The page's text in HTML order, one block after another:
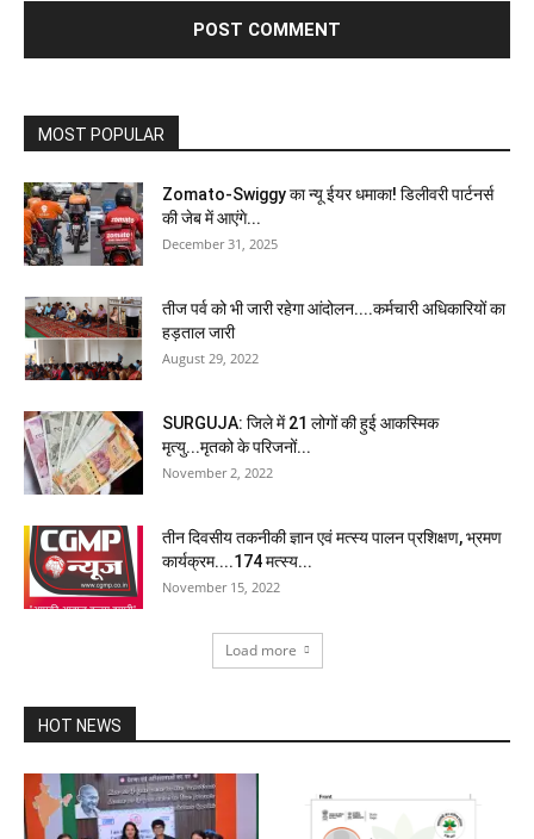
MOST POPULAR
Zomato-Swiggy का न्यू ईयर धमाका! डिलीवरी पार्टनर्स
की जेब में आएंगे...
December 31, 2025
तीज पर्व को भी जारी रहेगा आंदोलन....कर्मचारी अधिकारियों का
हड़ताल जारी
August 29, 2022
SURGUJA: जिले में 21 लोगों की हुई आकस्मिक
मृत्यु...मृतको के परिजनों...
November 2, 2022
तीन दिवसीय तकनीकी ज्ञान एवं मत्स्य पालन प्रशिक्षण, भ्रमण
कार्यक्रम....174 मत्स्य...
November 15, 2022
Load more
HOT NEWS